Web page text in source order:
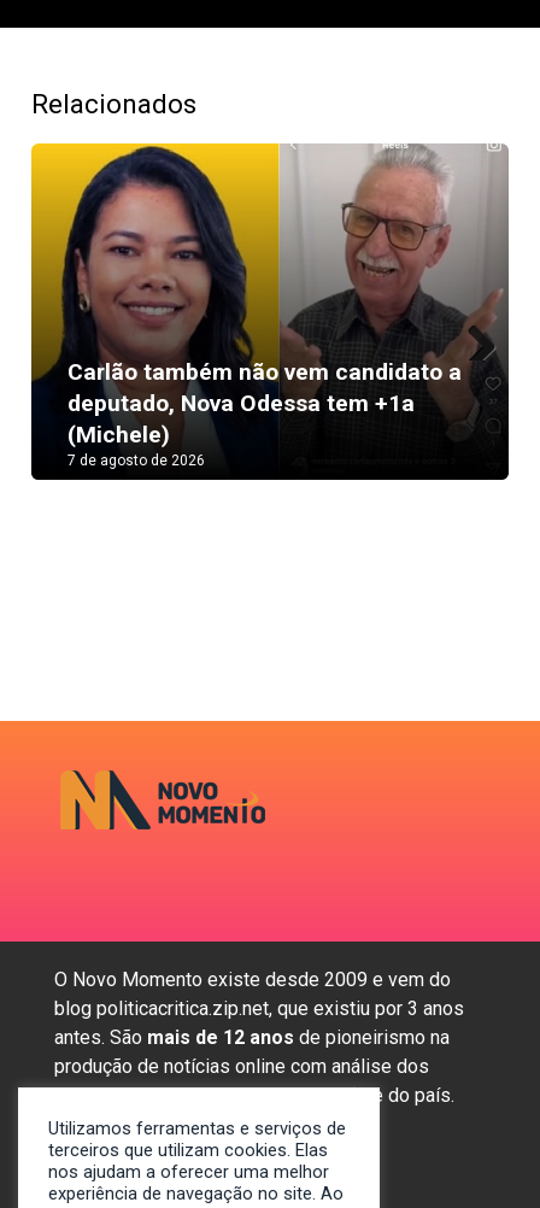
Relacionados
Carlão também não vem candidato a
deputado, Nova Odessa tem +1a
(Michele)
7 de agosto de 2026
Next
O Novo Momento existe desde 2009 e vem do
blog politicacritica.zip.net, que existiu por 3 anos
antes. São mais de 12 anos de pioneirismo na
produção de notícias online com análise dos
assuntos mais importantes da região e do país.
Sobre nós
Utilizamos ferramentas e serviços de
terceiros que utilizam cookies. Elas
nos ajudam a oferecer uma melhor
experiência de navegação no site. Ao